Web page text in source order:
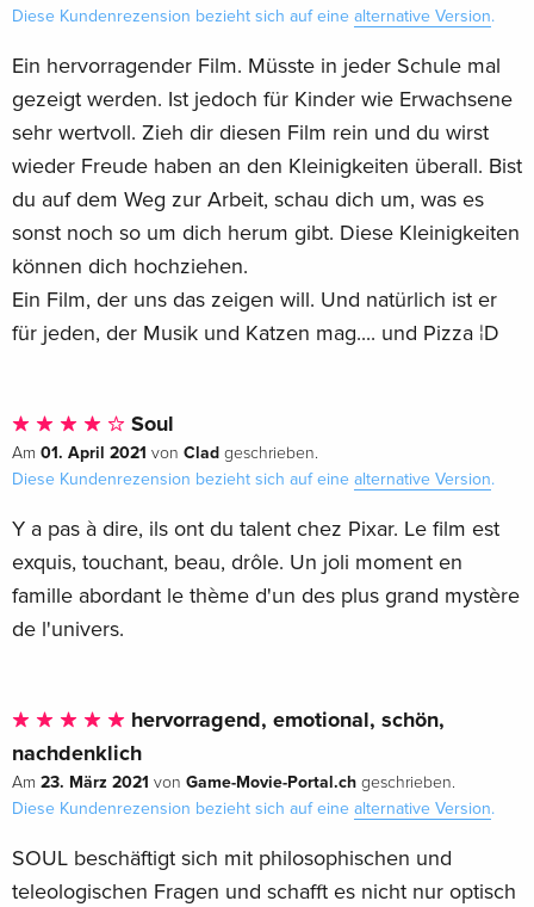
Diese Kundenrezension bezieht sich auf eine alternative Version.
Ein hervorragender Film. Müsste in jeder Schule mal
gezeigt werden. Ist jedoch für Kinder wie Erwachsene
sehr wertvoll. Zieh dir diesen Film rein und du wirst
wieder Freude haben an den Kleinigkeiten überall. Bist
du auf dem Weg zur Arbeit, schau dich um, was es
sonst noch so um dich herum gibt. Diese Kleinigkeiten
können dich hochziehen.
Ein Film, der uns das zeigen will. Und natürlich ist er
für jeden, der Musik und Katzen mag.... und Pizza ¦D
Soul
Am 01. April 2021 von Clad geschrieben.
Diese Kundenrezension bezieht sich auf eine alternative Version.
Y a pas à dire, ils ont du talent chez Pixar. Le film est
exquis, touchant, beau, drôle. Un joli moment en
famille abordant le thème d'un des plus grand mystère
de l'univers.
hervorragend, emotional, schön,
nachdenklich
Am 23. März 2021 von Game-Movie-Portal.ch geschrieben.
Diese Kundenrezension bezieht sich auf eine alternative Version.
SOUL beschäftigt sich mit philosophischen und
teleologischen Fragen und schafft es nicht nur optisch